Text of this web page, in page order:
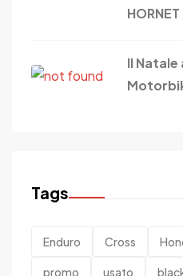
Il Natale
Tags
Enduro Cross
promo usato